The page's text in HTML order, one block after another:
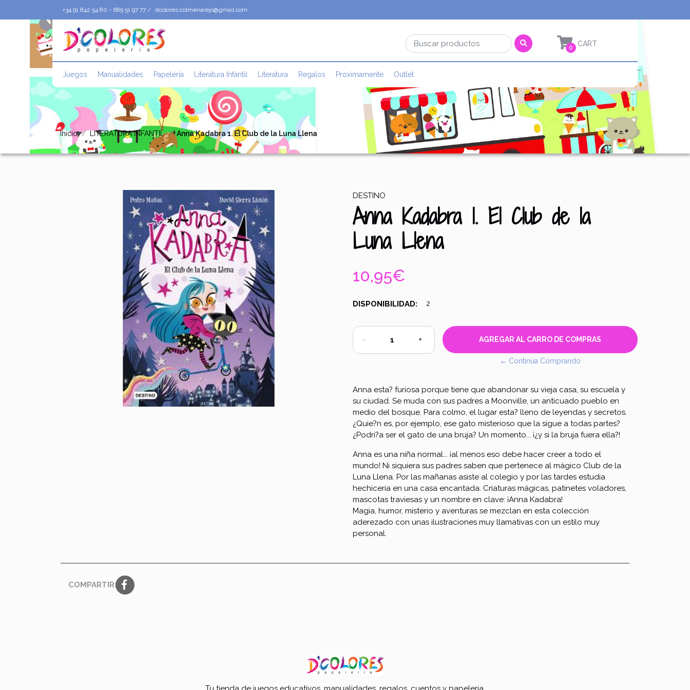
+34 91 842 54 80 - 689 51 97 77 / dcolores.colmenarejo@gmail.com
0
Juegos Manualidades Papelería Literatura Infantil Literatura Regalos Proximamente Outlet
Inicio LITERATURA INFANTIL Anna Kadabra 1. El Club de la Luna Llena
DESTINO
Anna Kadabra 1. El Club de la
Luna Llena
10,95€
DISPONIBILIDAD: 2
- +
← Continúa Comprando
Anna esta? furiosa porque tiene que abandonar su vieja casa, su escuela y
su ciudad. Se muda con sus padres a Moonville, un anticuado pueblo en
medio del bosque. Para colmo, el lugar esta? lleno de leyendas y secretos.
¿Quie?n es, por ejemplo, ese gato misterioso que la sigue a todas partes?
¿Podri?a ser el gato de una bruja? Un momento... ¡¿y si la bruja fuera ella?!
Anna es una niña normal... ¡al menos eso debe hacer creer a todo el
mundo! Ni siquiera sus padres saben que pertenece al mágico Club de la
Luna Llena. Por las mañanas asiste al colegio y por las tardes estudia
hechicería en una casa encantada. Criaturas mágicas, patinetes voladores,
mascotas traviesas y un nombre en clave: ¡Anna Kadabra!
Magia, humor, misterio y aventuras se mezclan en esta colección
aderezado con unas ilustraciones muy llamativas con un estilo muy
personal.
COMPARTIR: